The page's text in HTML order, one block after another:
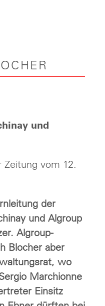
und
vom 12.
der
und Algroup
Algroup-
Blocher aber
wo
Marchionne
Einsitz